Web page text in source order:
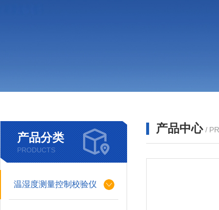
产品中心 /
产品分类
PRODUCTS
温湿度测量控制校验仪